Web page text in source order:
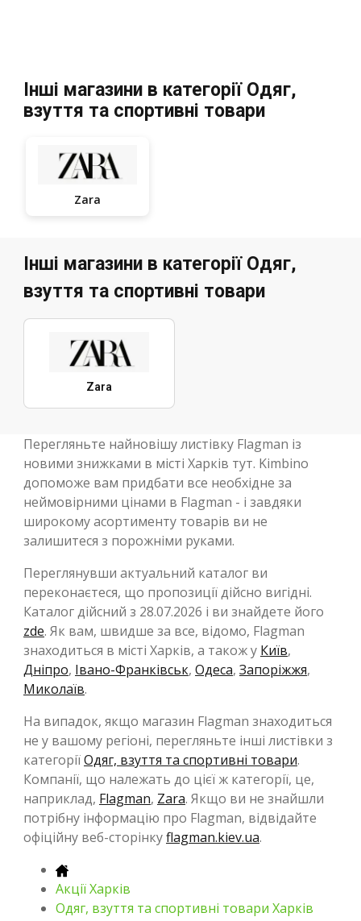
Інші магазини в категорії Одяг,
взуття та спортивні товари
Zara
Інші магазини в категорії Одяг,
взуття та спортивні товари
Zara
Перегляньте найновішу листівку Flagman із
новими знижками в місті Харків тут. Kimbino
допоможе вам придбати все необхідне за
неймовірними цінами в Flagman - і завдяки
широкому асортименту товарів ви не
залишитеся з порожніми руками.
Переглянувши актуальний каталог ви
переконаєтеся, що пропозиції дійсно вигідні.
Каталог дійсний з 28.07.2026 і ви знайдете його
zde. Як вам, швидше за все, відомо, Flagman
знаходиться в місті Харків, а також у Київ,
Дніпро, Івано-Франківськ, Одеса, Запоріжжя,
Миколаїв.
На випадок, якщо магазин Flagman знаходиться
не у вашому регіоні, перегляньте інші листівки з
категоріїОдяг, взуття та спортивні товари.
Компанії, що належать до цієї ж категорії, це,
наприклад, Flagman, Zara. Якщо ви не знайшли
потрібну інформацію про Flagman, відвідайте
офіційну веб-сторінкуflagman.kiev.ua.
Акції Харків
Одяг, взуття та спортивні товари Харків